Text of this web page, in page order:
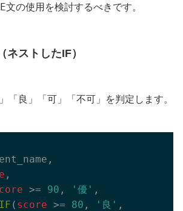
文の使用を検討するべきです。
ネストしたIF）
「良」「可」「不可」を判定します。
,
>= 90 , '優' ,
IF ( score >= 80 , '良' ,